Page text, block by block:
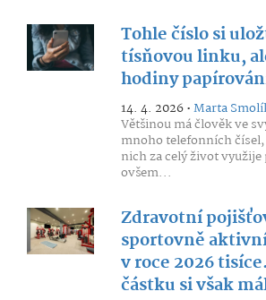
Tohle číslo si
tísňovou linku,
hodiny
14. 4. 2026 •Marta
Většinou má člověk ve
mnoho telefonních
nich za celý život
ovšem...
Zdravotní
sportovně
v roce 2026
částku si však